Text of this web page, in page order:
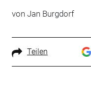
von Jan Burgdorf
Teilen